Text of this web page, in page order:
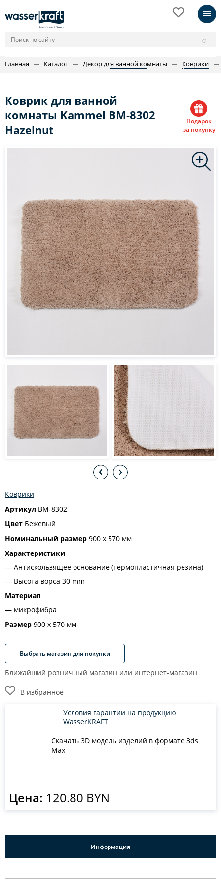
Главная Каталог Декор для ванной комнаты Коврики
Коврик для ванной
комнаты Kammel BM-8302
Hazelnut
Подарок
за покупку
Коврики
Артикул BM-8302
Цвет Бежевый
Номинальный размер 900 х 570 мм
Характеристики
Антискользящее основание (термопластичная резина)
Высота ворса 30 mm
Материал
микрофибра
Размер 900 х 570 мм
Выбрать магазин для покупки
Ближайший розничный магазин или интернет-магазин
В избранное
Скачать 3D модель изделий в формате 3ds
Max
Условия гарантии на продукцию
WasserKRAFT
Цена: 120.80 BYN
Информация